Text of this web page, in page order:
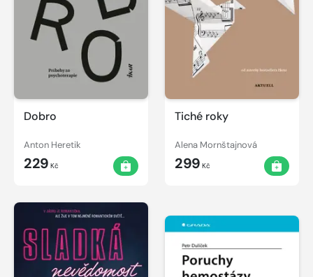
Dobro
Anton Heretik
229 Kč
Tiché roky
Alena Mornštajnová
299 Kč